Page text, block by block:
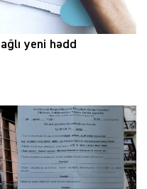
yeni hədd